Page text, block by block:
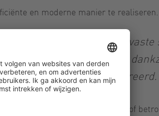
en moderne manier te realiseren.
doseersysteem voor
maïssilage, en kan
worden
vaste stoffen met vloeistof